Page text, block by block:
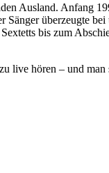
Ausland. Anfang
überzeugte
bis zum
live hören – und